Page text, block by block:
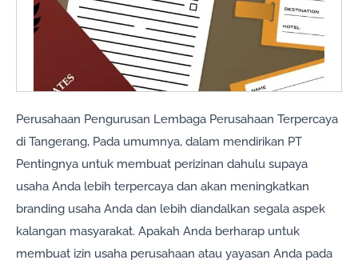
Perusahaan Pengurusan Lembaga Perusahaan Terpercaya
di Tangerang, Pada umumnya, dalam mendirikan PT
Pentingnya untuk membuat perizinan dahulu supaya
usaha Anda lebih terpercaya dan akan meningkatkan
branding usaha Anda dan lebih diandalkan segala aspek
kalangan masyarakat. Apakah Anda berharap untuk
membuat izin usaha perusahaan atau yayasan Anda pada